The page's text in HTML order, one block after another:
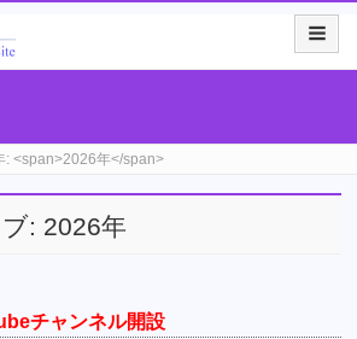
: <span>2026年</span>
: 2026年
チャンネル開設